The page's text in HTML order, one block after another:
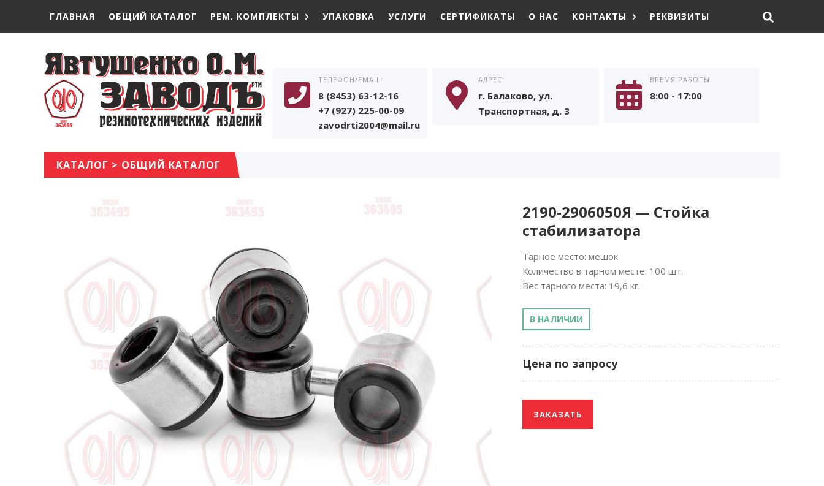
ГЛАВНАЯ ОБЩИЙ КАТАЛОГ РЕМ. КОМПЛЕКТЫ УПАКОВКА УСЛУГИ СЕРТИФИКАТЫ О НАС КОНТАКТЫ РЕКВИЗИТЫ
ТЕЛЕФОН/EMAIL:
8 (8453) 63-12-16
+7 (927) 225-00-09
zavodrti2004@mail.ru
АДРЕС:
г. Балаково, ул.
Транспортная, д. 3
ВРЕМЯ РАБОТЫ
8:00 - 17:00
КАТАЛОГ > ОБЩИЙ КАТАЛОГ
2190-2906050Я — Стойка
стабилизатора
Тарное место: мешок
Количество в тарном месте: 100 шт.
Вес тарного места: 19,6 кг.
В НАЛИЧИИ
Цена по запросу
ЗАКАЗАТЬ